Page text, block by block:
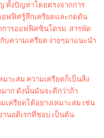
ทั้งปัญหาโดยตรงจากการ
อฟฟิศรู้สึกเครียดและกดดัน
การออฟฟิศซินโดรม สารพัด
บความเครียด ง่ายๆมาแนะนำ
าะสม ความเครียดก็เป็นสิ่ง
าก ดังนั้นมันจะดีกว่าถ้า
เครียดได้อย่างเหมาะสม เช่น
านอดิเรกที่ชอบ เป็นต้น